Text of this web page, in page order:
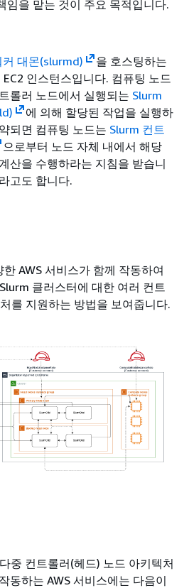
임을 맡는 것이 주요 목적입니다.
커 대몬(slurmd)
을 호스팅하는
인스턴스입니다. 컴퓨팅 노드
롤러 노드에서 실행되는 Slurm
에 의해 할당된 작업을 실행하
되면 컴퓨팅 노드는 Slurm 컨트
으로부터 노드 자체 내에서 해당
산을 수행하라는 지침을 받습니
고도 합니다.
AWS 서비스가 함께 작동하여
클러스터에 대한 여러 컨트
를 지원하는 방법을 보여줍니다.
중 컨트롤러(헤드) 노드 아키텍처
동하는 AWS 서비스에는 다음이